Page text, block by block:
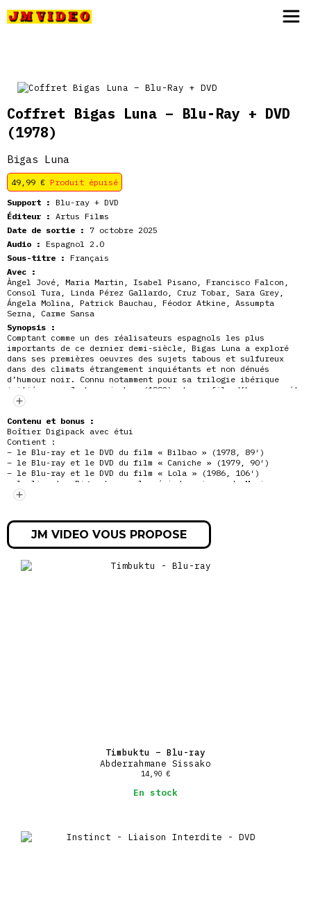
Coffret Bigas Luna – Blu-Ray + DVD
(1978)
Bigas Luna
49,99 € Produit épuisé
Support : Blu-ray + DVD
Éditeur : Artus Films
Date de sortie : 7 octobre 2025
Audio : Espagnol 2.0
Sous-titre : Français
Avec :
Àngel Jové, Maria Martin, Isabel Pisano, Francisco Falcon,
Consol Tura, Linda Pérez Gallardo, Cruz Tobar, Sara Grey,
Ángela Molina, Patrick Bauchau, Féodor Atkine, Assumpta
Serna, Carme Sansa
Synopsis :
Comptant comme un des réalisateurs espagnols les plus
importants de ce dernier demi-siècle, Bigas Luna a exploré
dans ses premières oeuvres des sujets tabous et sulfureux
dans des climats étrangement inquiétants et non dénués
d’humour noir. Connu notamment pour sa trilogie ibérique
initiée avec Jambon, jambon (1992) et son film
d’horreur méta
Angoisse (1987), sa filmographie se révèle incontournable
pour quiconque s’intéresse à la culture hispanique ou aux
climats bizarres et oppressants. Si Bilbao nous fait rentrer
dans la psyché d’un sociopathe fétichiste obsédé par une
stripteaseuse, Caniche aborde clairement le thème de la
zoophilie, tout en offrant une critique virulente de la
société capitaliste, de la bourgeoisie et de la famille dans
un contexte post-Franco. L’exploration d’un érotisme bestial
et morbide perdure dans le film Lola qui, comme ses
prédécesseurs, en appelle à des visions surréalistes qui font
de Bigas Luna un digne héritier de Dali et Bunuel. Sensuels,
un univers unique et addictif, qui scinde les aspects les
plus sombres de l’âme humaine, tout en développant des
ambiances hypnotiques et un symbolisme déroutant où tous les
et insane, résolument libre.
Contenu et bonus :
Boîtier Digipack avec étui
Contient :
– le Blu-ray et le DVD du film « Bilbao » (1978, 89′)
– le Blu-ray et le DVD du film « Caniche » (1979, 90′)
– le Blu-ray et le DVD du film « Lola » (1986, 106′)
– le livret « Bigas Luna : la période noire » de Maxime
Lachaud (100 pages)
Présentation des films par Santiago Fouz-Hernandez
Diaporama d’affiches et photos
JM VIDEO VOUS PROPOSE
Timbuktu – Blu-ray
Abderrahmane Sissako
14,90 €
En stock